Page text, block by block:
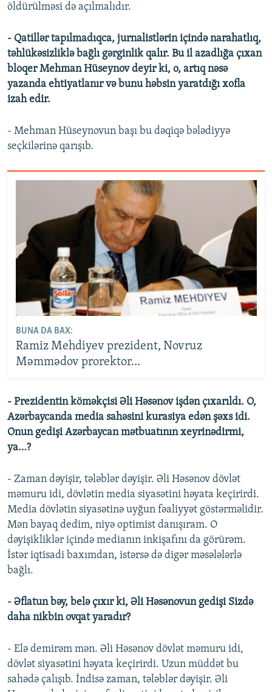
öldürülməsi də açılmalıdır.
- Qatillər tapılmadıqca, jurnalistlərin içində narahatlıq,
təhlükəsizliklə bağlı gərginlik qalır. Bu il azadlığa çıxan
bloqer Mehman Hüseynov deyir ki, o, artıq nəsə
yazanda ehtiyatlanır və bunu həbsin yaratdığı xofla
izah edir.
- Mehman Hüseynovun başı bu dəqiqə bələdiyyə
seçkilərinə qarışıb.
BUNA DA BAX:
Ramiz Mehdiyev prezident, Novruz
Məmmədov prorektor...
- Prezidentin köməkçisi Əli Həsənov işdən çıxarıldı. O,
Azərbaycanda media sahəsini kurasiya edən şəxs idi.
Onun gedişi Azərbaycan mətbuatının xeyrinədirmi,
ya…?
- Zaman dəyişir, tələblər dəyişir. Əli Həsənov dövlət
məmuru idi, dövlətin media siyasətini həyata keçirirdi.
Media dövlətin siyasətinə uyğun fəaliyyət göstərməlidir.
Mən bayaq dedim, niyə optimist danışıram. O
dəyişikliklər içində medianın inkişafını da görürəm.
İstər iqtisadi baxımdan, istərsə də digər məsələlərlə
bağlı.
- Əflatun bəy, belə çıxır ki, Əli Həsənovun gedişi Sizdə
daha nikbin ovqat yaradır?
- Elə demirəm mən. Əli Həsənov dövlət məmuru idi,
dövlət siyasətini həyata keçirirdi. Uzun müddət bu
sahədə çalışıb. İndisə zaman, tələblər dəyişir. Əli